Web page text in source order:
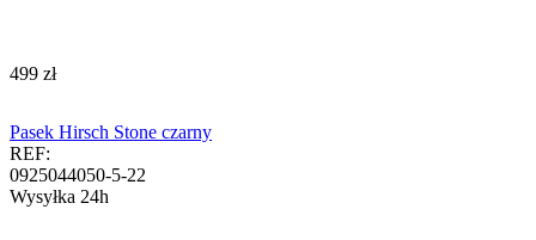
‍499‍ zł
Pasek Hirsch Stone czarny
REF:
0925044050-5-22
Wysyłka 24h